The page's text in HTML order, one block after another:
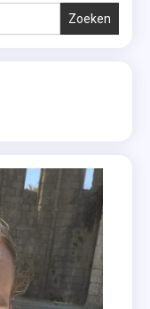
Zoeken